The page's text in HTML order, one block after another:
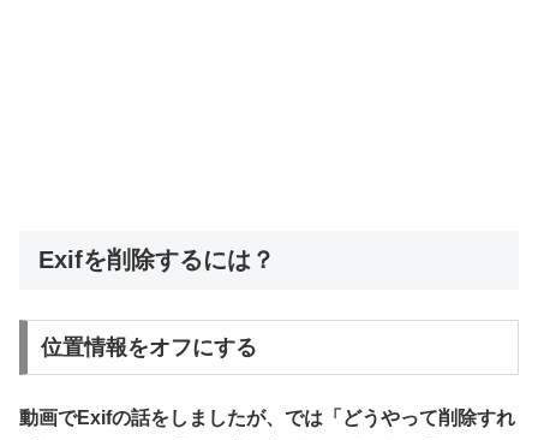
Exifを削除するには？
位置情報をオフにする
動画でExifの話をしましたが、では「どうやって削除すれ